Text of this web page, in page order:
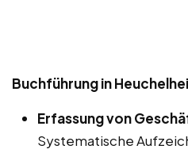
Buchführung in
Erfassung von
Systematische